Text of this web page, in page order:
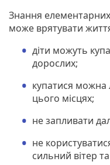
Знання
може врятувати
діти можуть
дорослих;
купатися можна
цього місцях;
не запливати
не
сильний вітер та